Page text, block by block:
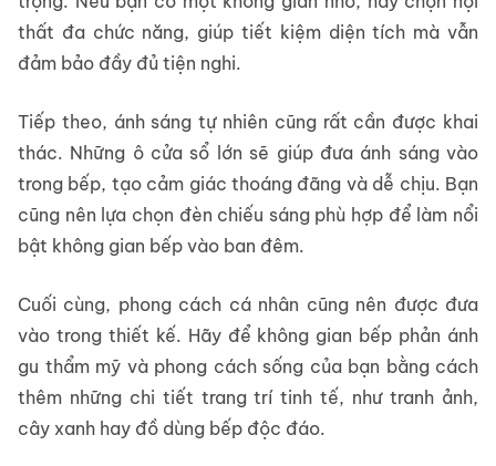
thất đa chức năng, giúp tiết kiệm diện tích mà vẫn
đảm bảo đầy đủ tiện nghi.
Tiếp theo, ánh sáng tự nhiên cũng rất cần được khai
thác. Những ô cửa sổ lớn sẽ giúp đưa ánh sáng vào
trong bếp, tạo cảm giác thoáng đãng và dễ chịu. Bạn
cũng nên lựa chọn đèn chiếu sáng phù hợp để làm nổi
bật không gian bếp vào ban đêm.
Cuối cùng, phong cách cá nhân cũng nên được đưa
vào trong thiết kế. Hãy để không gian bếp phản ánh
gu thẩm mỹ và phong cách sống của bạn bằng cách
thêm những chi tiết trang trí tinh tế, như tranh ảnh,
cây xanh hay đồ dùng bếp độc đáo.